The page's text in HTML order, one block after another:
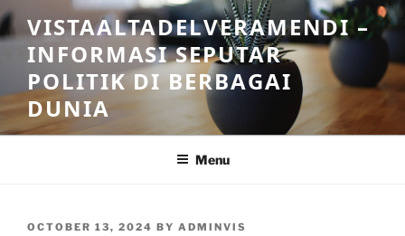
Skip
to
content
VISTAALTADELVERAMENDI –
INFORMASI SEPUTAR
POLITIK DI BERBAGAI
DUNIA
Menu
POSTED
OCTOBER 13, 2024 BY ADMINVIS